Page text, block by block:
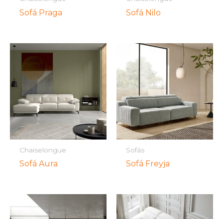
Sofá Praga Sofá Nilo
Chaiselongue
Sofá Aura
Sofás
Sofá Freyja